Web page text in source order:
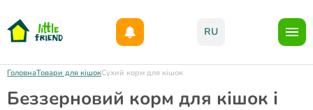
RU
ГоловнаТовари для кішокСухий корм для кішок
Беззерновий корм для кішок і